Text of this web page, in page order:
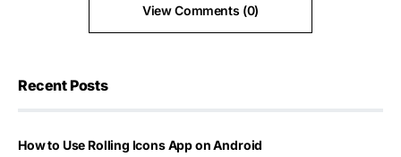
View Comments (0)
Recent Posts
How to Use Rolling Icons App on Android